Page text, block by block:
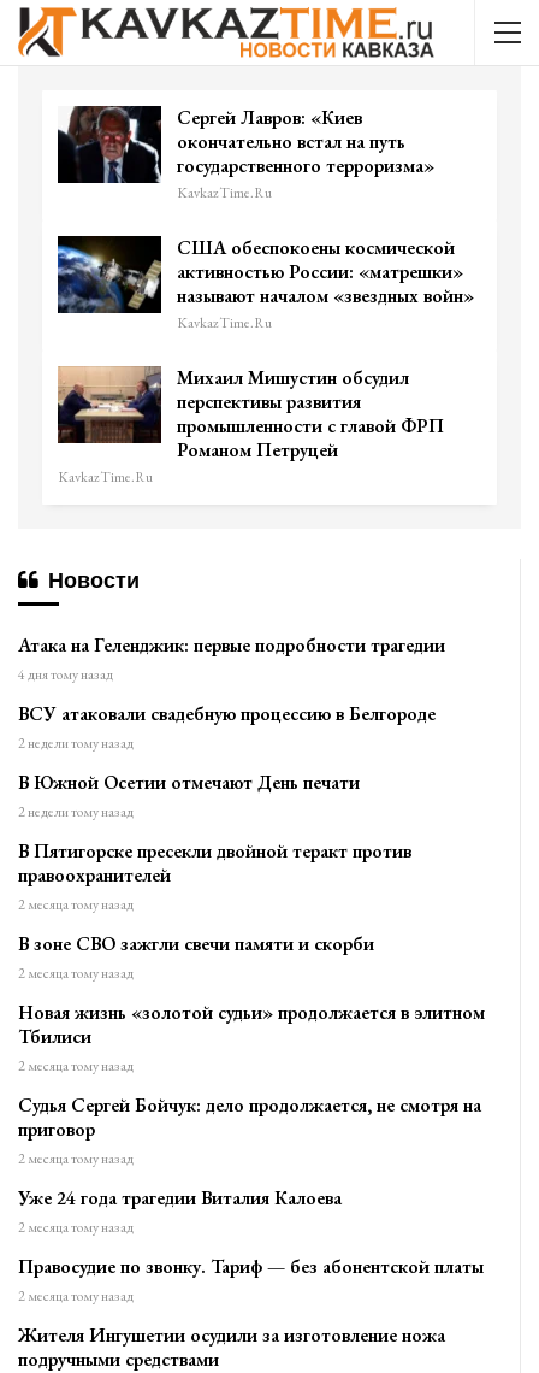
Сергей Лавров: «Киев
окончательно встал на путь
государственного терроризма»
KavkazTime.ru
США обеспокоены космической
активностью России: «матрешки»
называют началом «звездных войн»
KavkazTime.ru
Михаил Мишустин обсудил
перспективы развития
промышленности с главой ФРП
Романом Петруцей
KavkazTime.ru
Новости
Атака на Геленджик: первые подробности трагедии
4 дня тому назад
ВСУ атаковали свадебную процессию в Белгороде
2 недели тому назад
В Южной Осетии отмечают День печати
2 недели тому назад
В Пятигорске пресекли двойной теракт против
правоохранителей
2 месяца тому назад
В зоне СВО зажгли свечи памяти и скорби
2 месяца тому назад
Новая жизнь «золотой судьи» продолжается в элитном
Тбилиси
2 месяца тому назад
Судья Сергей Бойчук: дело продолжается, не смотря на
приговор
2 месяца тому назад
Уже 24 года трагедии Виталия Калоева
2 месяца тому назад
Правосудие по звонку. Тариф — без абонентской платы
2 месяца тому назад
Жителя Ингушетии осудили за изготовление ножа
подручными средствами